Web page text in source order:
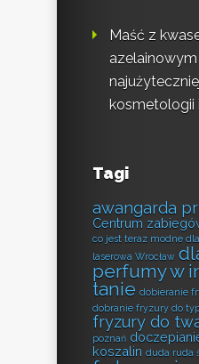
Maść z
kosmetologii
Tagi
awangarda
Centrum
co jest teraz modne
laserowa Wrocław
perfumy w
tanie dobieranie
dobranie fryzury do
fryzury do
poznań
koszalin duda ruda